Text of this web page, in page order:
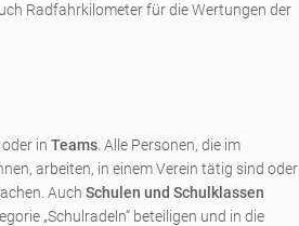
Radfahrkilometer für die Wertungen der
oder in Teams . Alle Personen, die im
arbeiten, in einem Verein tätig sind oder
Auch Schulen und Schulklassen
„Schulradeln“ beteiligen und in die